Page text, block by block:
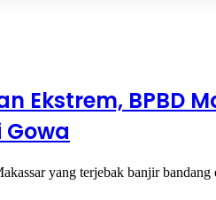
Ekstrem, BPBD
Gowa
yang terjebak banjir